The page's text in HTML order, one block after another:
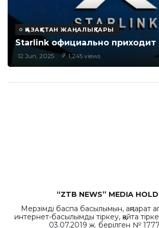
ҚАЗАҚСТАН ЖАҢАЛЫҚТАРЫ
Starlink официально приходит
12 Jun, 2025 1,245 views
“ZTB NEWS” MEDIA
Мерзімді баспа басылымын, ақпарат
интернет-басылымды тіркеу, қайта
03.07.2019 ж. берілген №